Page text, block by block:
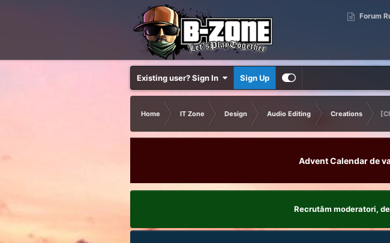
Forum
Existing user? Sign In Sign Up
Home IT Zone Design Audio Editing Creations
Advent Calendar de
Recrutăm moderatori,